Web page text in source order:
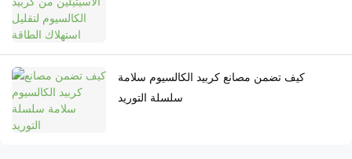
كيف تضمن مصانع كربيد الكالسيوم سلامة
سلسلة التوريد